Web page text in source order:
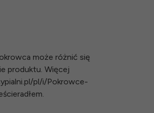
może różnić się
produktu. Więcej
pl/i/Pokrowce-